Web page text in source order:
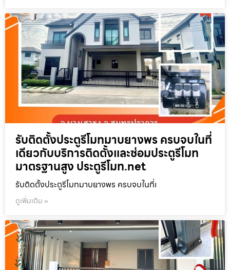
รับติดตั้งประตูรีโมทมาบยางพร ครบจบในที่
เดียวกับบริการติดตั้งและซ่อมประตูรีโมท
มาตรฐานสูง ประตูรีโมท.net
รับติดตั้งประตูรีโมทมาบยางพร ครบจบในที่เ
ดูเพิ่มเติม »